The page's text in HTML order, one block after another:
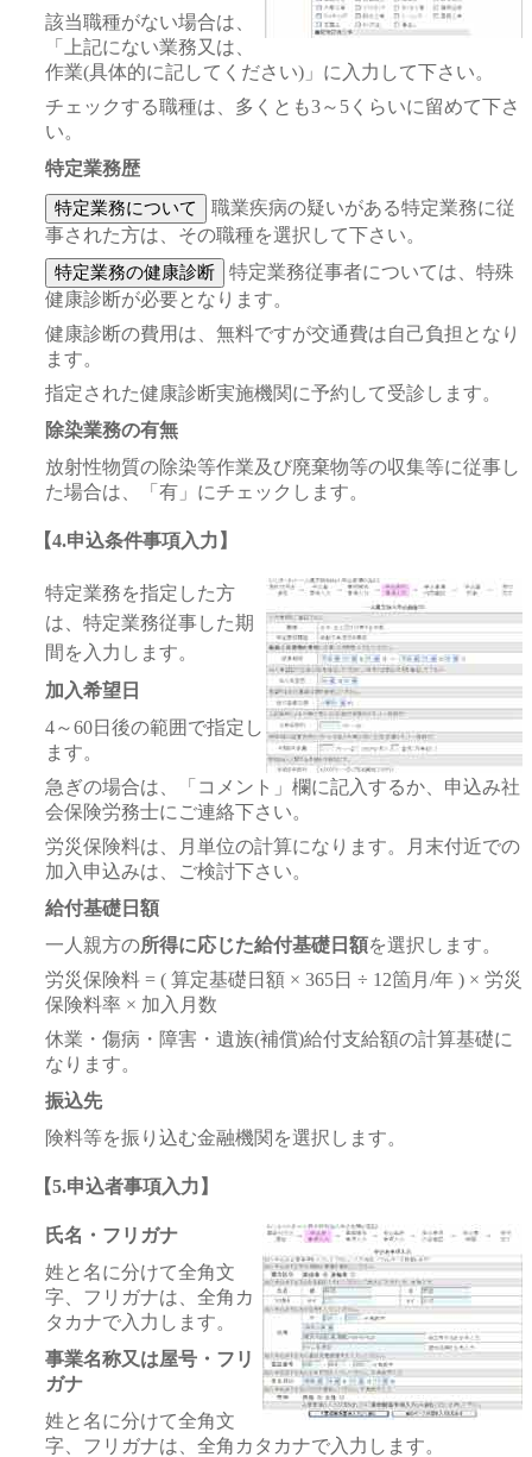
該当職種がない場合は、
「上記にない業務又は、
作業(具体的に記してください)」に入力して下さい。
チェックする職種は、多くとも3～5くらいに留めて下さ
い。
特定業務歴
職業疾病の疑いがある特定業務に従
事された方は、その職種を選択して下さい。
特定業務従事者については、特殊
健康診断が必要となります。
健康診断の費用は、無料ですが交通費は自己負担となり
ます。
指定された健康診断実施機関に予約して受診します。
除染業務の有無
放射性物質の除染等作業及び廃棄物等の収集等に従事し
た場合は、「有」にチェックします。
【4.申込条件事項入力】
特定業務を指定した方
は、特定業務従事した期
間を入力します。
加入希望日
4～60日後の範囲で指定し
ます。
急ぎの場合は、「コメント」欄に記入するか、申込み社
会保険労務士にご連絡下さい。
労災保険料は、月単位の計算になります。月末付近での
加入申込みは、ご検討下さい。
給付基礎日額
一人親方の所得に応じた給付基礎日額を選択します。
労災保険料 = ( 算定基礎日額 × 365日 ÷ 12箇月/年 ) × 労災
保険料率 × 加入月数
休業・傷病・障害・遺族(補償)給付支給額の計算基礎に
なります。
振込先
険料等を振り込む金融機関を選択します。
【5.申込者事項入力】
氏名・フリガナ
姓と名に分けて全角文
字、フリガナは、全角カ
タカナで入力します。
事業名称又は屋号・フリ
ガナ
姓と名に分けて全角文
字、フリガナは、全角カタカナで入力します。